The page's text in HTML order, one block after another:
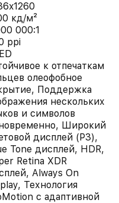
кд/м²
000:1
ppi
к отпечаткам
олеофобное
Поддержка
нескольких
и символов
Широкий
дисплей (P3),
Tone дисплей, HDR,
Retina XDR
Always On
Технология
с адаптивной